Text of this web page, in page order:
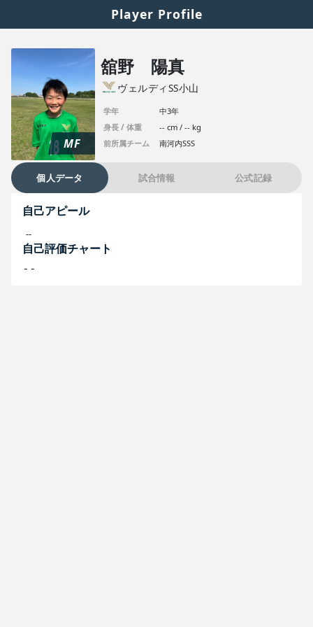
Player Profile
MF
舘野 陽真
ヴェルディSS小山
学年
中3年
身長 / 体重
-- cm / -- kg
前所属チーム
南河内SSS
個人データ 試合情報 公式記録
自己アピール
--
自己評価チャート
--